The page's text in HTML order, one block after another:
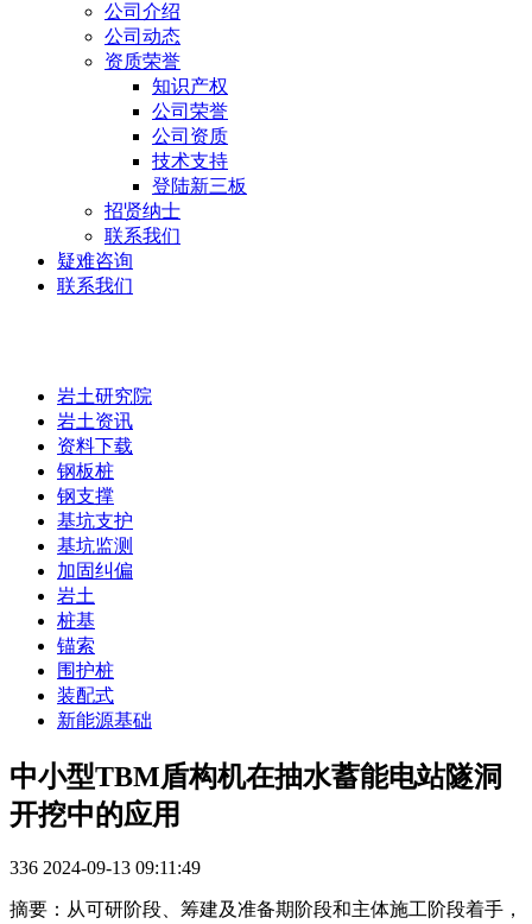
公司介绍
公司动态
资质荣誉
知识产权
公司荣誉
公司资质
技术支持
登陆新三板
招贤纳士
联系我们
疑难咨询
联系我们
岩土研究院
岩土资讯
资料下载
钢板桩
钢支撑
基坑支护
基坑监测
加固纠偏
岩土
桩基
锚索
围护桩
装配式
新能源基础
中小型TBM盾构机在抽水蓄能电站隧洞
开挖中的应用
336 2024-09-13 09:11:49
摘要：从可研阶段、筹建及准备期阶段和主体施工阶段着手，